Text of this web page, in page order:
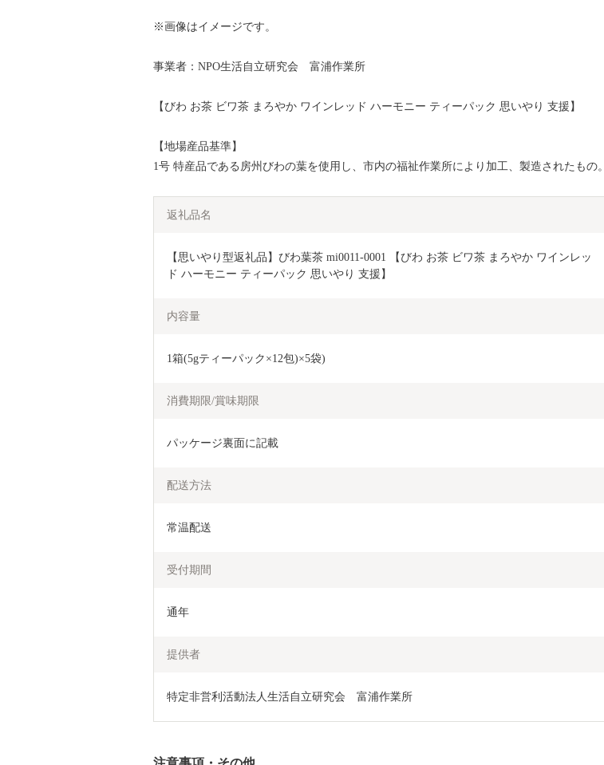
※画像はイメージです。
事業者：NPO生活自立研究会 富浦作業所
【びわ お茶 ビワ茶 まろやか ワインレッド ハーモニー ティーパック 思いやり 支援】
【地場産品基準】
1号 特産品である房州びわの葉を使用し、市内の福祉作業所により加工、製造されたもの。
返礼品名
【思いやり型返礼品】びわ葉茶 mi0011-0001 【びわ お茶 ビワ茶 まろやか ワインレッ
ド ハーモニー ティーパック 思いやり 支援】
内容量
1箱(5gティーパック×12包)×5袋)
消費期限/賞味期限
パッケージ裏面に記載
配送方法
常温配送
受付期間
通年
提供者
特定非営利活動法人生活自立研究会　富浦作業所